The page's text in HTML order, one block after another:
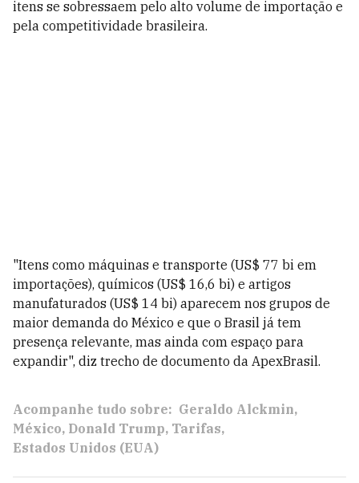
itens se sobressaem pelo alto volume de importação e
pela competitividade brasileira.
"Itens como máquinas e transporte (US$ 77 bi em
importações), químicos (US$ 16,6 bi) e artigos
manufaturados (US$ 14 bi) aparecem nos grupos de
maior demanda do México e que o Brasil já tem
presença relevante, mas ainda com espaço para
expandir", diz trecho de documento da ApexBrasil.
Acompanhe tudo sobre: Geraldo Alckmin
México Donald Trump Tarifas
Estados Unidos (EUA)